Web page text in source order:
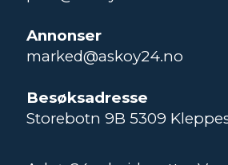
Annonser
marked@askoy24.no
Besøksadresse
Storebotn 9B 5309